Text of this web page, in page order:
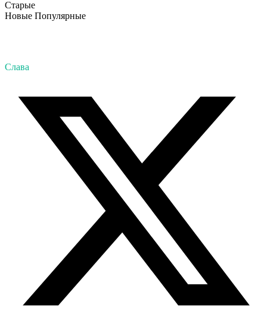
Старые
Новые Популярные
Слава